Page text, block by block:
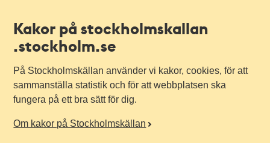
Kakor på stockholmskallan
.stockholm.se
På Stockholmskällan använder vi kakor, cookies, för att
sammanställa statistik och för att webbplatsen ska
fungera på ett bra sätt för dig.
Om kakor på Stockholmskällan